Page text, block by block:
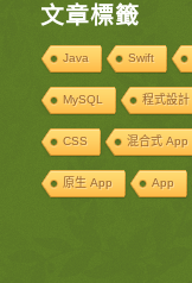
文章標籤
Java Swift
MySQL 程式設計
CSS 混合式 App
原生 App App